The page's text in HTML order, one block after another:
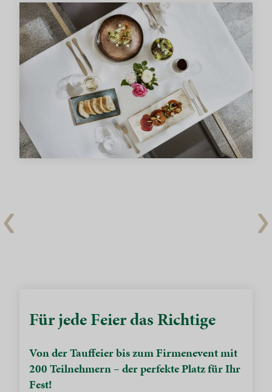
Für jede Feier das Richtige
Von der Tauffeier bis zum Firmenevent mit
200 Teilnehmern – der perfekte Platz für Ihr
Fest!